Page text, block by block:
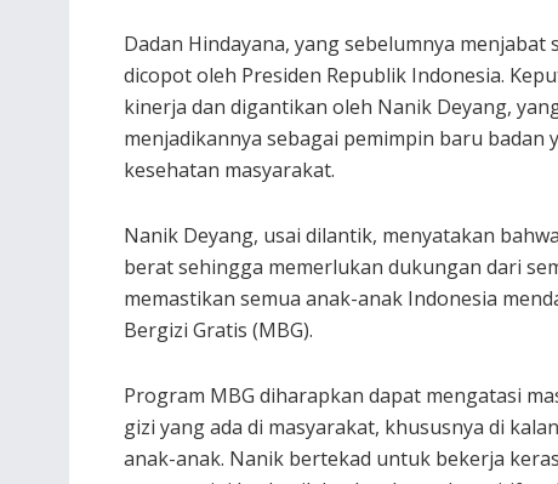
Dadan Hindayana, yang sebelumnya menjabat
dicopot oleh Presiden Republik Indonesia.
kinerja dan digantikan oleh Nanik Deyang,
menjadikannya sebagai pemimpin baru
kesehatan masyarakat.
Nanik Deyang, usai dilantik, menyatakan
berat sehingga memerlukan dukungan dari
memastikan semua anak-anak Indonesia
Bergizi Gratis (MBG).
Program MBG diharapkan dapat mengatasi
gizi yang ada di masyarakat, khususnya di
anak-anak. Nanik bertekad untuk bekerja